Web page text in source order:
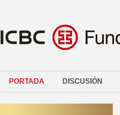
PORTADA DISCUSIÓN